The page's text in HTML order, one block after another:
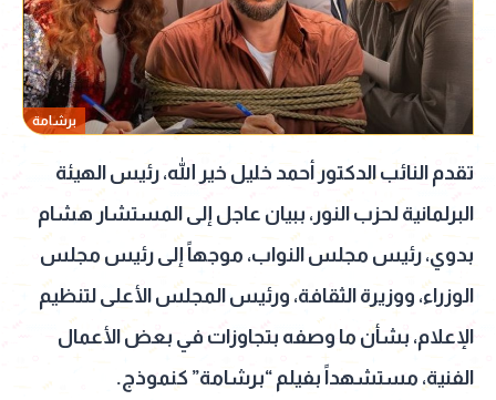
برشامة
تقدم النائب الدكتور أحمد خليل خير الله، رئيس الهيئة
البرلمانية لحزب النور، ببيان عاجل إلى المستشار هشام
بدوي، رئيس مجلس النواب، موجهاً إلى رئيس مجلس
الوزراء، ووزيرة الثقافة، ورئيس المجلس الأعلى لتنظيم
الإعلام، بشأن ما وصفه بتجاوزات في بعض الأعمال
الفنية، مستشهداً بفيلم “برشامة” كنموذج.